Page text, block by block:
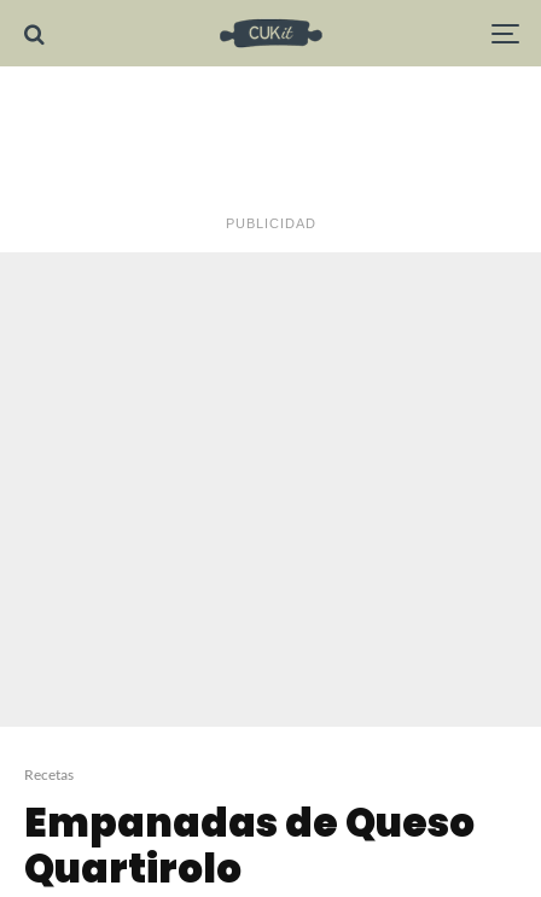
PUBLICIDAD
Recetas
Empanadas de Queso
Quartirolo